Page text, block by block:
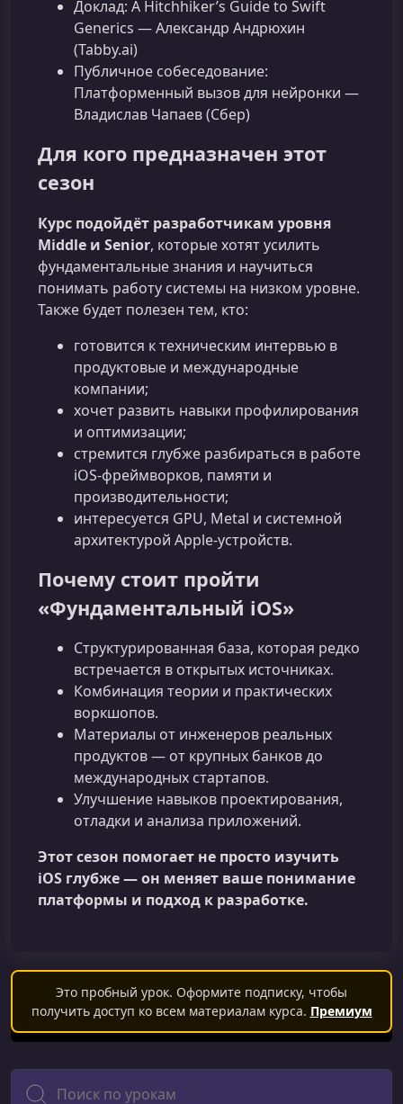
Доклад: A Hitchhiker’s Guide to Swift
Generics — Александр Андрюхин
(Tabby.ai)
Публичное собеседование:
Платформенный вызов для нейронки —
Владислав Чапаев (Сбер)
Для кого предназначен этот
сезон
Курс подойдёт разработчикам уровня
Middle и Senior, которые хотят усилить
фундаментальные знания и научиться
понимать работу системы на низком уровне.
Также будет полезен тем, кто:
готовится к техническим интервью в
продуктовые и международные
компании;
хочет развить навыки профилирования
и оптимизации;
стремится глубже разбираться в работе
iOS‑фреймворков, памяти и
производительности;
интересуется GPU, Metal и системной
архитектурой Apple‑устройств.
Почему стоит пройти
«Фундаментальный iOS»
Структурированная база, которая редко
встречается в открытых источниках.
Комбинация теории и практических
воркшопов.
Материалы от инженеров реальных
продуктов — от крупных банков до
международных стартапов.
Улучшение навыков проектирования,
отладки и анализа приложений.
Этот сезон помогает не просто изучить
iOS глубже — он меняет ваше понимание
платформы и подход к разработке.
Это пробный урок. Оформите подписку, чтобы
получить доступ ко всем материалам курса. Премиум
Поиск